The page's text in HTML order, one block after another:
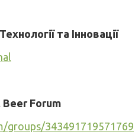
та Інновації
Beer Forum
groups/343491719571769